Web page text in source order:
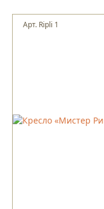
Арт. Ripli 1